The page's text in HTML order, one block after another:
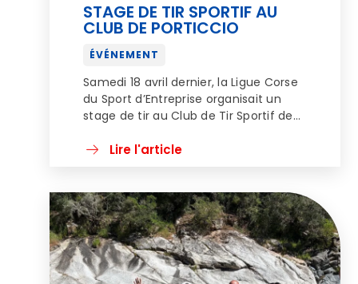
STAGE DE TIR SPORTIF AU
CLUB DE PORTICCIO
ÉVÉNEMENT
Samedi 18 avril dernier, la Ligue Corse
du Sport d’Entreprise organisait un
stage de tir au Club de Tir Sportif de
participants de s’initier et de se
encadré par des instructeurs
expérimentés. Accessible à toutes et
à […]
Lire l'article